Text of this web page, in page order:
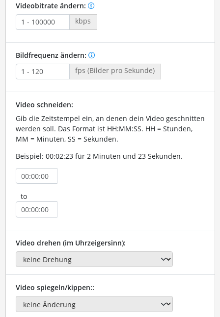
Videobitrate ändern:
kbps
Bildfrequenz ändern:
fps (Bilder pro Sekunde)
Video schneiden:
Gib die Zeitstempel ein, an denen dein Video geschnitten
werden soll. Das Format ist HH:MM:SS. HH = Stunden,
MM = Minuten, SS = Sekunden.
Beispiel: 00:02:23 für 2 Minuten und 23 Sekunden.
to
Video drehen (im Uhrzeigersinn):
Video spiegeln/kippen::